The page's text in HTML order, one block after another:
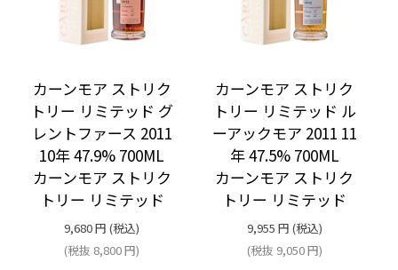
カーンモア ストリク
トリー リミテッド グ
レントファース 2011
10年 47.9% 700ML
カーンモア ストリク
トリー リミテッド
9,680円 (税込)
(税抜 8,800円)
カーンモア ストリク
トリー リミテッド ル
ーアックモア 2011 11
年 47.5% 700ML
カーンモア ストリク
トリー リミテッド
9,955 円 (税込)
(税抜 9,050円)